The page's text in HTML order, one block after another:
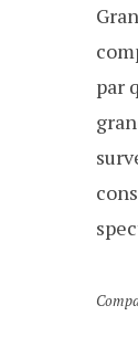
par